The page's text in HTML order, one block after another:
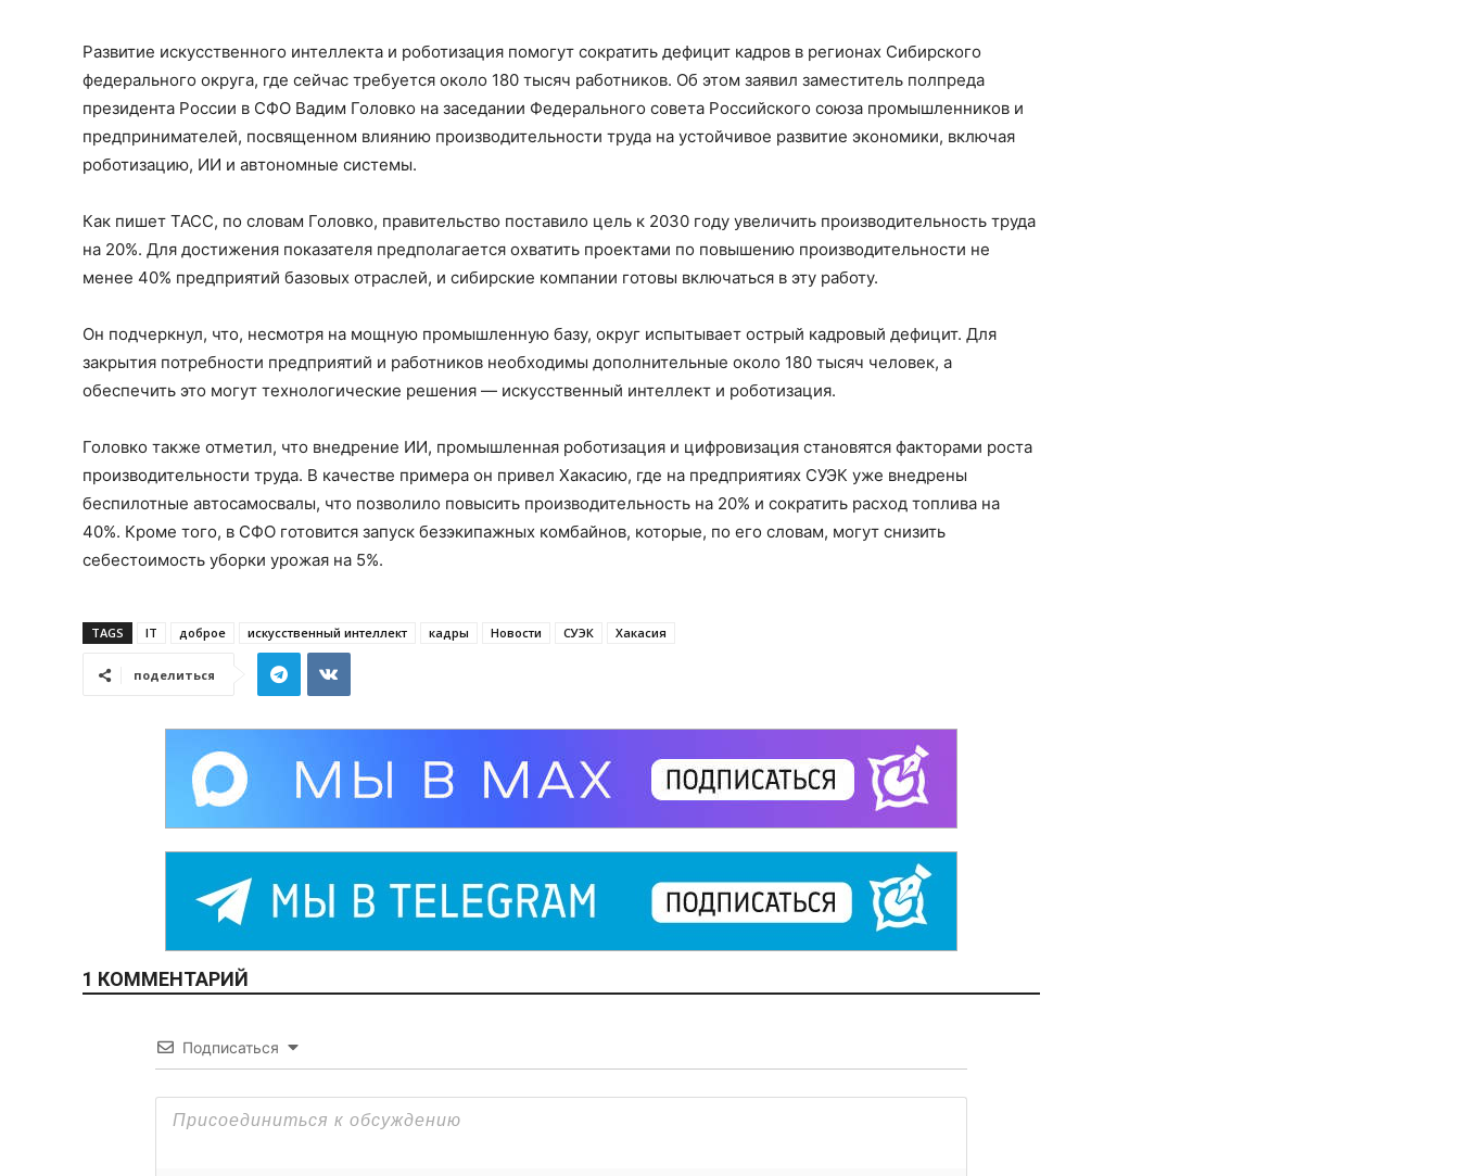
Развитие искусственного интеллекта и роботизация помогут сократить дефицит кадров в регионах Сибирского
федерального округа, где сейчас требуется около 180 тысяч работников. Об этом заявил заместитель полпреда
президента России в СФО Вадим Головко на заседании Федерального совета Российского союза промышленников и
предпринимателей, посвященном влиянию производительности труда на устойчивое развитие экономики, включая
роботизацию, ИИ и автономные системы.
Как пишет ТАСС, по словам Головко, правительство поставило цель к 2030 году увеличить производительность труда
на 20%. Для достижения показателя предполагается охватить проектами по повышению производительности не
менее 40% предприятий базовых отраслей, и сибирские компании готовы включаться в эту работу.
Он подчеркнул, что, несмотря на мощную промышленную базу, округ испытывает острый кадровый дефицит. Для
закрытия потребности предприятий и работников необходимы дополнительные около 180 тысяч человек, а
обеспечить это могут технологические решения — искусственный интеллект и роботизация.
Головко также отметил, что внедрение ИИ, промышленная роботизация и цифровизация становятся факторами роста
производительности труда. В качестве примера он привел Хакасию, где на предприятиях СУЭК уже внедрены
беспилотные автосамосвалы, что позволило повысить производительность на 20% и сократить расход топлива на
40%. Кроме того, в СФО готовится запуск безэкипажных комбайнов, которые, по его словам, могут снизить
себестоимость уборки урожая на 5%.
TAGS IT доброе искусственный интеллект кадры Новости СУЭК Хакасия
поделиться
1 КОММЕНТАРИЙ
Подписаться